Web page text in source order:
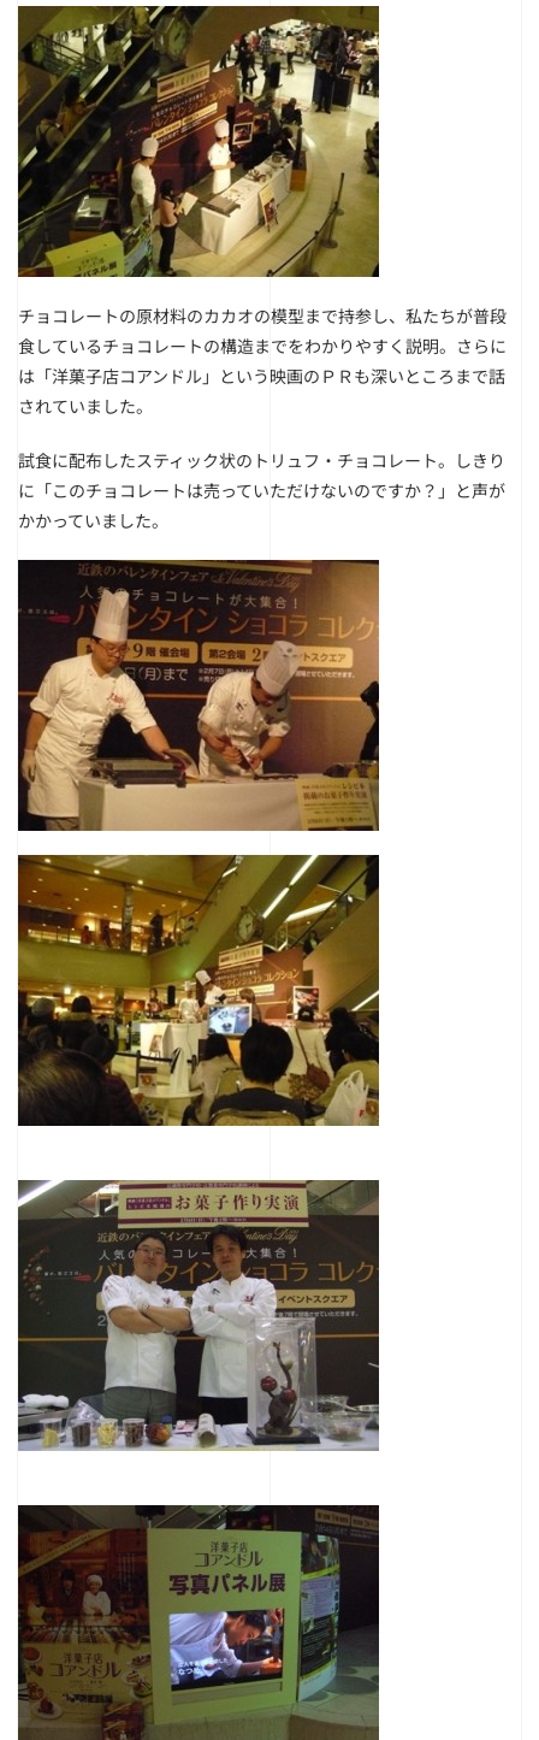
チョコレートの原材料のカカオの模型まで持参し、私たちが普段
食しているチョコレートの構造までをわかりやすく説明。さらに
は「洋菓子店コアンドル」という映画のＰＲも深いところまで話
されていました。
試食に配布したスティック状のトリュフ・チョコレート。しきり
に「このチョコレートは売っていただけないのですか？」と声が
かかっていました。